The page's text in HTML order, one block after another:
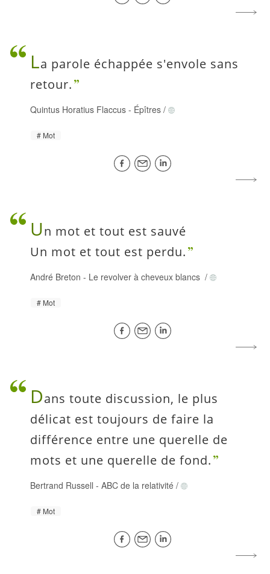
La parole échappée s'envole sans
retour.
Quintus Horatius Flaccus - Épîtres /
Mot
Un mot et tout est sauvé
Un mot et tout est perdu.
André Breton - Le revolver à cheveux blancs /
Mot
Dans toute discussion, le plus
délicat est toujours de faire la
différence entre une querelle de
mots et une querelle de fond.
Bertrand Russell - ABC de la relativité /
Mot